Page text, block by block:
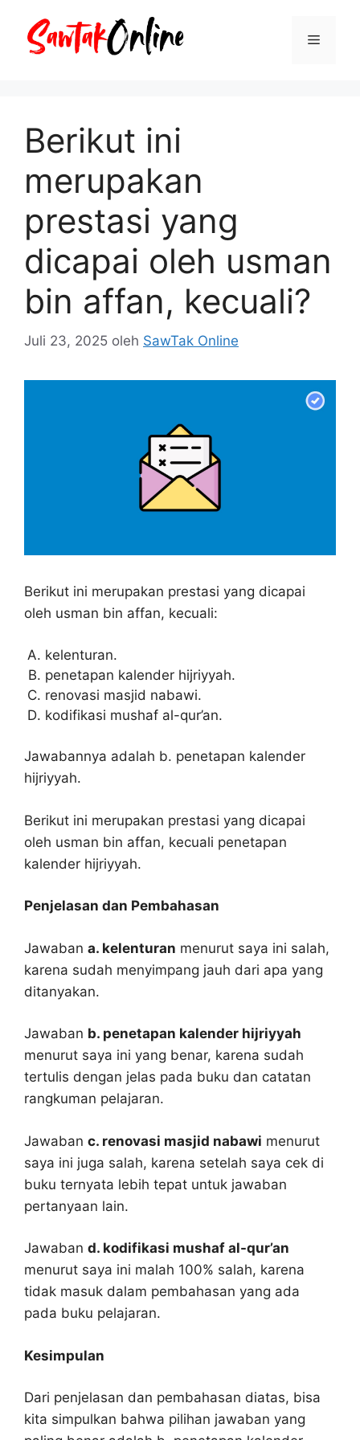
Menu
Berikut ini
merupakan
prestasi yang
dicapai oleh usman
bin affan, kecuali?
Juli 23, 2025 oleh SawTak Online
Berikut ini merupakan prestasi yang dicapai
oleh usman bin affan, kecuali:
kelenturan.
penetapan kalender hijriyyah.
renovasi masjid nabawi.
kodifikasi mushaf al-qur’an.
Jawabannya adalah b. penetapan kalender
hijriyyah.
Berikut ini merupakan prestasi yang dicapai
oleh usman bin affan, kecuali penetapan
kalender hijriyyah.
Penjelasan dan Pembahasan
Jawaban a. kelenturan menurut saya ini salah,
karena sudah menyimpang jauh dari apa yang
ditanyakan.
Jawaban b. penetapan kalender hijriyyah
menurut saya ini yang benar, karena sudah
tertulis dengan jelas pada buku dan catatan
rangkuman pelajaran.
Jawaban c. renovasi masjid nabawi menurut
saya ini juga salah, karena setelah saya cek di
buku ternyata lebih tepat untuk jawaban
pertanyaan lain.
Jawaban d. kodifikasi mushaf al-qur’an
menurut saya ini malah 100% salah, karena
tidak masuk dalam pembahasan yang ada
pada buku pelajaran.
Kesimpulan
Dari penjelasan dan pembahasan diatas, bisa
kita simpulkan bahwa pilihan jawaban yang